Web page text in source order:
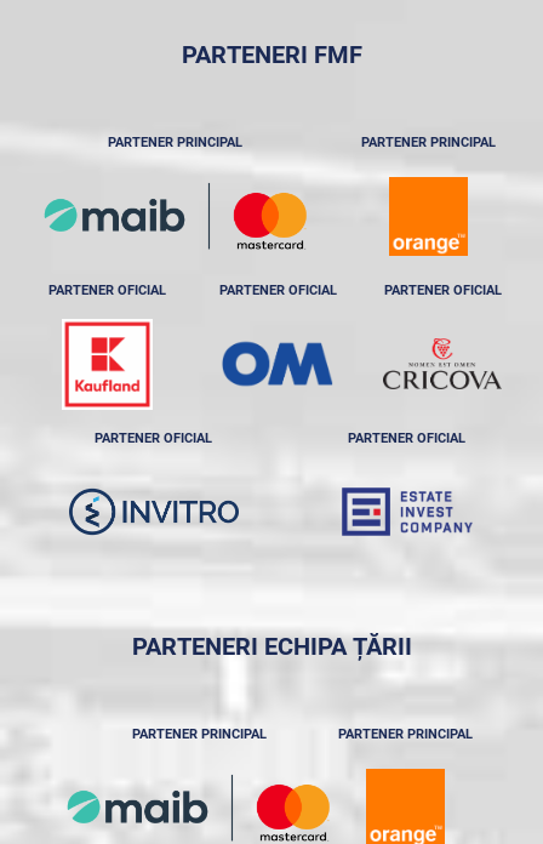
PARTENERI FMF
PARTENER PRINCIPAL PARTENER PRINCIPAL
PARTENER OFICIAL PARTENER OFICIAL PARTENER OFICIAL
PARTENER OFICIAL PARTENER OFICIAL
PARTENERI ECHIPA ȚĂRII
PARTENER PRINCIPAL PARTENER PRINCIPAL